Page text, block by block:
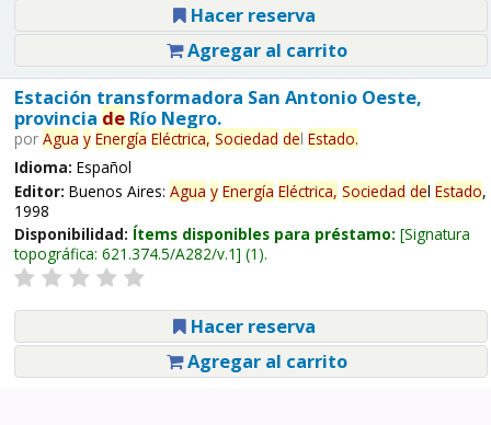
Hacer reserva
Agregar al carrito
Estación transformadora San Antonio Oeste,
provincia deRío Negro.
por Agua y Energía Eléctrica, Sociedad del Estado.
Idioma: Español
Editor: Buenos Aires: Agua y Energía Eléctrica, Sociedad del Estado,
1998
Disponibilidad: Ítems disponibles para préstamo: Signatura
topográfica: 621.374.5/A282/v.1 (1).
Hacer reserva
Agregar al carrito